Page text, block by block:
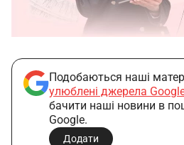
Подобаються наші
улюблені джерела
бачити наші новини в
Google.
Додати